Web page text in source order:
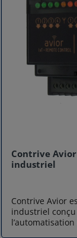
Contrive
industriel
Contrive Avior
industriel